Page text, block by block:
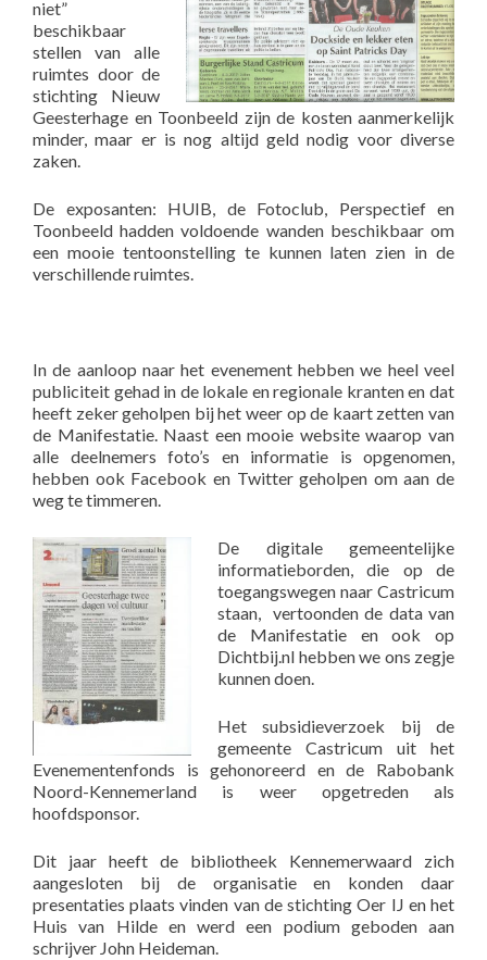
niet”
beschikbaar
stellen van alle
ruimtes door de
stichting Nieuw
Geesterhage en Toonbeeld zijn de kosten aanmerkelijk
minder, maar er is nog altijd geld nodig voor diverse
zaken.
De exposanten: HUIB, de Fotoclub, Perspectief en
Toonbeeld hadden voldoende wanden beschikbaar om
een mooie tentoonstelling te kunnen laten zien in de
verschillende ruimtes.
In de aanloop naar het evenement hebben we heel veel
publiciteit gehad in de lokale en regionale kranten en dat
heeft zeker geholpen bij het weer op de kaart zetten van
de Manifestatie. Naast een mooie website waarop van
alle deelnemers foto’s en informatie is opgenomen,
hebben ook Facebook en Twitter geholpen om aan de
weg te timmeren.
De digitale gemeentelijke
informatieborden, die op de
toegangswegen naar Castricum
staan, vertoonden de data van
de Manifestatie en ook op
Dichtbij.nl hebben we ons zegje
kunnen doen.
Het subsidieverzoek bij de
gemeente Castricum uit het
Evenementenfonds is gehonoreerd en de Rabobank
Noord-Kennemerland is weer opgetreden als
hoofdsponsor.
Dit jaar heeft de bibliotheek Kennemerwaard zich
aangesloten bij de organisatie en konden daar
presentaties plaats vinden van de stichting Oer IJ en het
Huis van Hilde en werd een podium geboden aan
schrijver John Heideman.